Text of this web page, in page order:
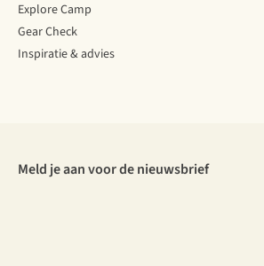
Explore Camp
Gear Check
Inspiratie & advies
Meld je aan voor de nieuwsbrief